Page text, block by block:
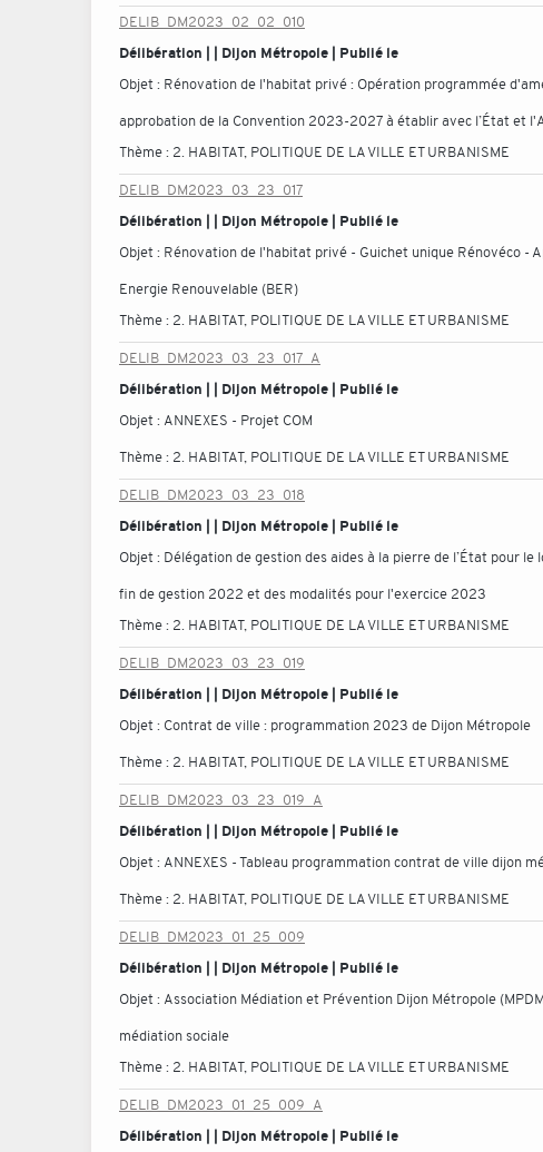
DELIB_DM2023_02_02_010
Délibération | | Dijon Métropole | Publié le
Objet : Rénovation de l'habitat privé : Opération programmée
approbation de la Convention 2023-2027 à établir avec l’État et
Thème : 2. HABITAT, POLITIQUE DE LA VILLE ET URBANISME
DELIB_DM2023_03_23_017
Délibération | | Dijon Métropole | Publié le
Objet : Rénovation de l'habitat privé - Guichet unique Rénovéco -
Energie Renouvelable (BER)
Thème : 2. HABITAT, POLITIQUE DE LA VILLE ET URBANISME
DELIB_DM2023_03_23_017_A
Délibération | | Dijon Métropole | Publié le
Objet : ANNEXES - Projet COM
Thème : 2. HABITAT, POLITIQUE DE LA VILLE ET URBANISME
DELIB_DM2023_03_23_018
Délibération | | Dijon Métropole | Publié le
Objet : Délégation de gestion des aides à la pierre de l’État pour
fin de gestion 2022 et des modalités pour l'exercice 2023
Thème : 2. HABITAT, POLITIQUE DE LA VILLE ET URBANISME
DELIB_DM2023_03_23_019
Délibération | | Dijon Métropole | Publié le
Objet : Contrat de ville : programmation 2023 de Dijon Métropole
Thème : 2. HABITAT, POLITIQUE DE LA VILLE ET URBANISME
DELIB_DM2023_03_23_019_A
Délibération | | Dijon Métropole | Publié le
Objet : ANNEXES - Tableau programmation contrat de ville dijon
Thème : 2. HABITAT, POLITIQUE DE LA VILLE ET URBANISME
DELIB_DM2023_01_25_009
Délibération | | Dijon Métropole | Publié le
Objet : Association Médiation et Prévention Dijon Métropole
médiation sociale
Thème : 2. HABITAT, POLITIQUE DE LA VILLE ET URBANISME
DELIB_DM2023_01_25_009_A
Délibération | | Dijon Métropole | Publié le